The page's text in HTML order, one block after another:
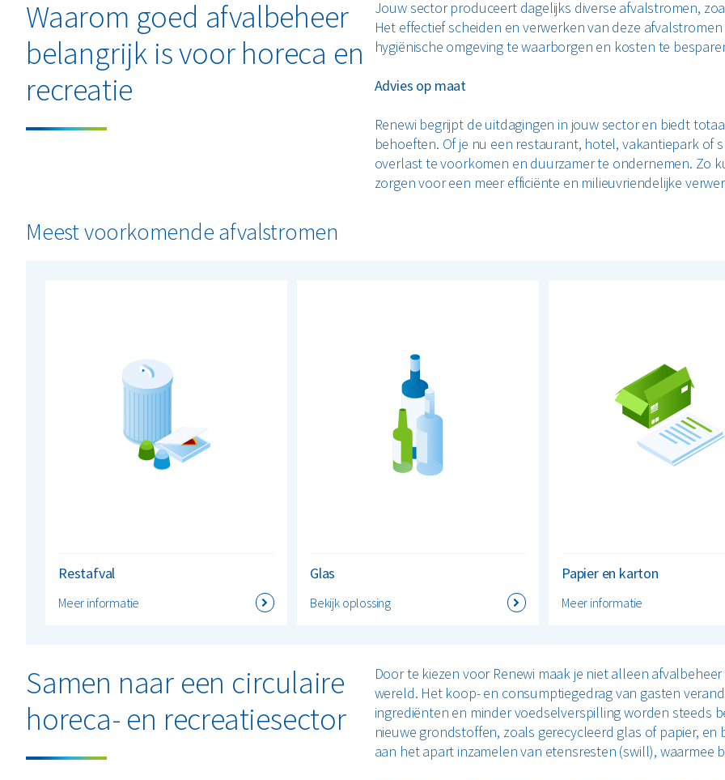
Waarom goed afvalbeheer
belangrijk is voor horeca en
recreatie
Jouw sector produceert dagelijks diverse afvalstromen,
Het effectief scheiden en verwerken van deze
hygiënische omgeving te waarborgen en kosten te
Advies op maat
Renewi begrijpt de uitdagingen in jouw sector en biedt
behoeften. Of je nu een restaurant, hotel, vakantiepark
overlast te voorkomen en duurzamer te ondernemen. Zo
zorgen voor een meer efficiënte en milieuvriendelijke
Meest voorkomende afvalstromen
Restafval
Meer informatie
Glas
Bekijk oplossing
Papier en karton
Meer informatie
Samen naar een circulaire
horeca- en recreatiesector
Door te kiezen voor Renewi maak je niet alleen
wereld. Het koop- en consumptiegedrag van gasten
ingrediënten en minder voedselverspilling worden steeds
nieuwe grondstoffen, zoals gerecycleerd glas of papier,
aan het apart inzamelen van etensresten (swill),